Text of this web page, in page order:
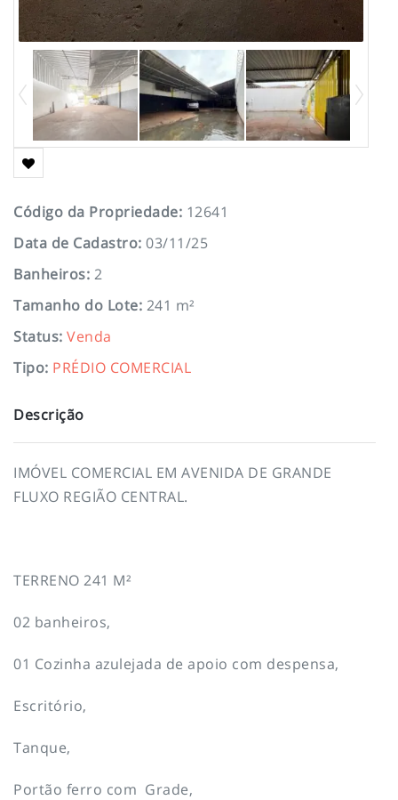
Código da Propriedade: 12641
Data de Cadastro: 03/11/25
Banheiros: 2
Tamanho do Lote: 241 m²
Status: Venda
Tipo: PRÉDIO COMERCIAL
Descrição
IMÓVEL COMERCIAL EM AVENIDA DE GRANDE
FLUXO REGIÃO CENTRAL.
TERRENO 241 M²
02 banheiros,
01 Cozinha azulejada de apoio com despensa,
Escritório,
Tanque,
Portão ferro com Grade,